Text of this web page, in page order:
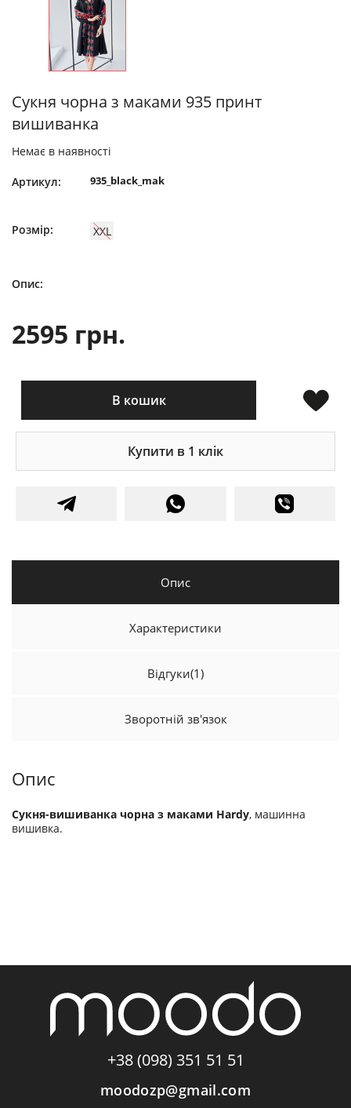
Сукня чорна з маками 935 принт
вишиванка
Немає в наявності
Артикул: 935_black_mak
Розмір: XXL
Опис:
2595 грн.
В кошик
Купити в 1 клік
Опис
Характеристики
Відгуки(1)
Зворотній зв'язок
Опис
Сукня-вишиванка чорна з маками Hardy, машинна
вишивка.
+38 (098) 351 51 51
moodozp@gmail.com